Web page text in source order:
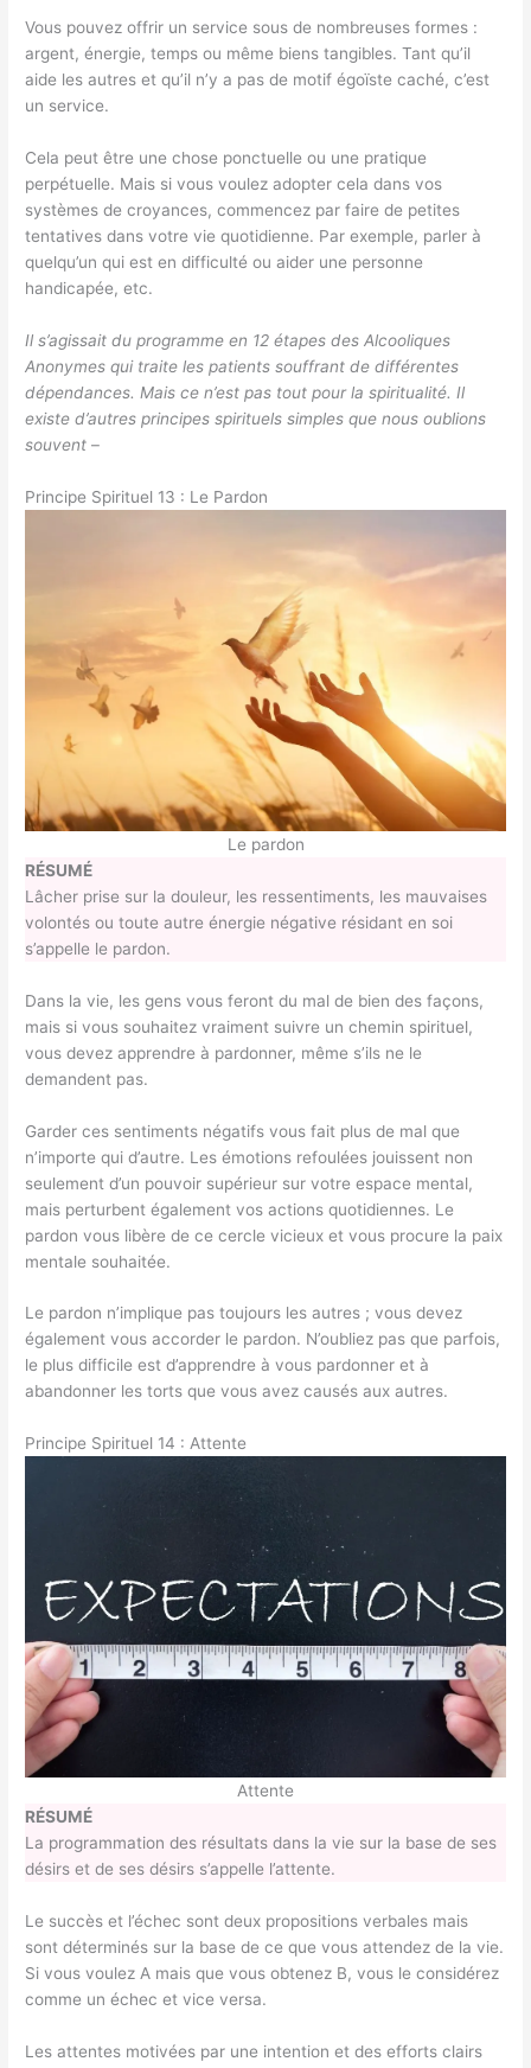
Vous pouvez offrir un service sous de nombreuses formes :
argent, énergie, temps ou même biens tangibles. Tant qu’il
aide les autres et qu’il n’y a pas de motif égoïste caché, c’est
un service.
Cela peut être une chose ponctuelle ou une pratique
perpétuelle. Mais si vous voulez adopter cela dans vos
systèmes de croyances, commencez par faire de petites
tentatives dans votre vie quotidienne. Par exemple, parler à
quelqu’un qui est en difficulté ou aider une personne
handicapée, etc.
Il s’agissait du programme en 12 étapes des Alcooliques
Anonymes qui traite les patients souffrant de différentes
dépendances. Mais ce n’est pas tout pour la spiritualité. Il
existe d’autres principes spirituels simples que nous oublions
souvent –
Principe Spirituel 13 : Le Pardon
Le pardon
RÉSUMÉ
Lâcher prise sur la douleur, les ressentiments, les mauvaises
volontés ou toute autre énergie négative résidant en soi
s’appelle le pardon.
Dans la vie, les gens vous feront du mal de bien des façons,
mais si vous souhaitez vraiment suivre un chemin spirituel,
vous devez apprendre à pardonner, même s’ils ne le
demandent pas.
Garder ces sentiments négatifs vous fait plus de mal que
n’importe qui d’autre. Les émotions refoulées jouissent non
seulement d’un pouvoir supérieur sur votre espace mental,
mais perturbent également vos actions quotidiennes. Le
pardon vous libère de ce cercle vicieux et vous procure la paix
mentale souhaitée.
Le pardon n’implique pas toujours les autres ; vous devez
également vous accorder le pardon. N’oubliez pas que parfois,
le plus difficile est d’apprendre à vous pardonner et à
abandonner les torts que vous avez causés aux autres.
Principe Spirituel 14 : Attente
Attente
RÉSUMÉ
La programmation des résultats dans la vie sur la base de ses
désirs et de ses désirs s’appelle l’attente.
Le succès et l’échec sont deux propositions verbales mais
sont déterminés sur la base de ce que vous attendez de la vie.
Si vous voulez A mais que vous obtenez B, vous le considérez
comme un échec et vice versa.
Les attentes motivées par une intention et des efforts clairs